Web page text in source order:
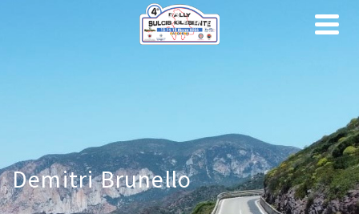
Demitri Brunello